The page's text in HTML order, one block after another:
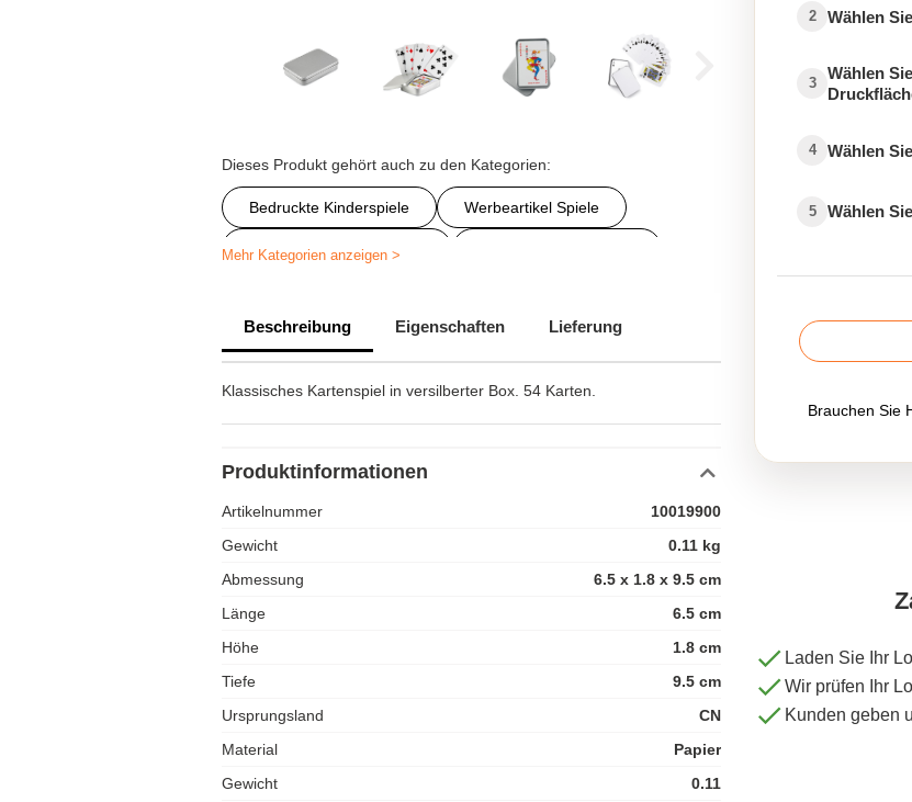
Dieses Produkt gehört auch zu den Kategorien:
Bedruckte Kinderspiele Werbeartikel Spiele
Kartenspiel personalisiert
Mehr Kategorien anzeigen >
Beschreibung Eigenschaften Lieferung
Klassisches Kartenspiel in versilberter Box. 54 Karten.
Produktinformationen
Artikelnummer
10019900
Gewicht
0.11 kg
Abmessung
6.5 x 1.8 x 9.5 cm
Länge
6.5 cm
Höhe
1.8 cm
Tiefe
9.5 cm
Ursprungsland
CN
Material
Papier
Gewicht
0.11
2 Wählen
3
Wählen
4 Wählen
5 Wählen
Brauchen Sie
Laden Sie Ihr
Wir prüfen Ihr
Kunden geben